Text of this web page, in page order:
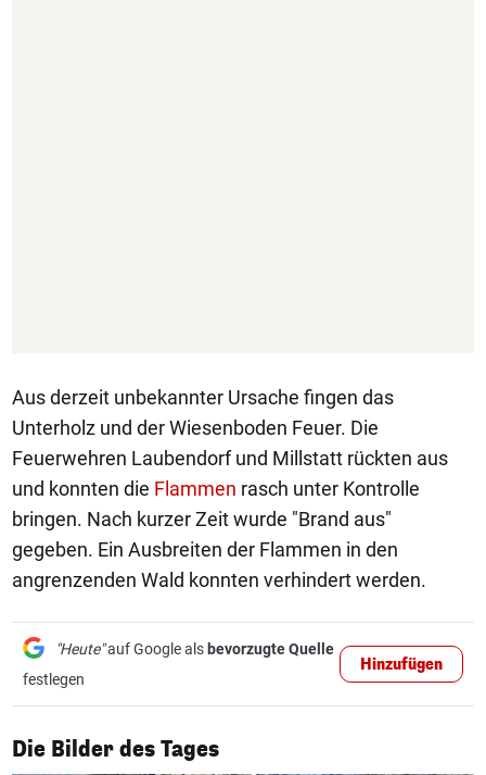
Aus derzeit unbekannter Ursache fingen das
Unterholz und der Wiesenboden Feuer. Die
Feuerwehren Laubendorf und Millstatt rückten aus
und konnten die Flammen rasch unter Kontrolle
bringen. Nach kurzer Zeit wurde "Brand aus"
gegeben. Ein Ausbreiten der Flammen in den
angrenzenden Wald konnten verhindert werden.
"Heute"auf Google als bevorzugte Quelle
festlegen
Hinzufügen
Die Bilder des Tages
1/50